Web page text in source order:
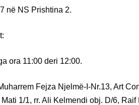
në NS Prishtina 2.
ora 11:00 deri 12:00.
Fejza Njelmë-I-Nr.13, Art
1/1, rr. Ali Kelmendi obj. D/6, Raif